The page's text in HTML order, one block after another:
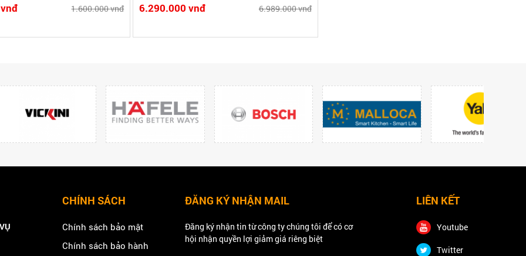
1.600.000 vnđ 6.989.000 vnđ
6.290.000 vnđ
CHÍNH SÁCH
Chính sách bảo mật
Chính sách bảo hành
ĐĂNG KÝ NHẬN MAIL
Đăng ký nhận tin từ công ty chúng tôi để có cơ
hội nhận quyền lợi giảm giá riêng biệt
LIÊN KẾT
Youtube
Twitter